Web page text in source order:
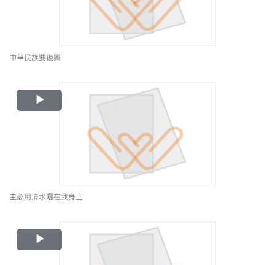
中華民族要復興
Play
Video
主必用清水灑在我身上
Play
Video